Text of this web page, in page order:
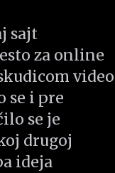
sajt
za online
video
se i pre
se je
drugoj
ideja